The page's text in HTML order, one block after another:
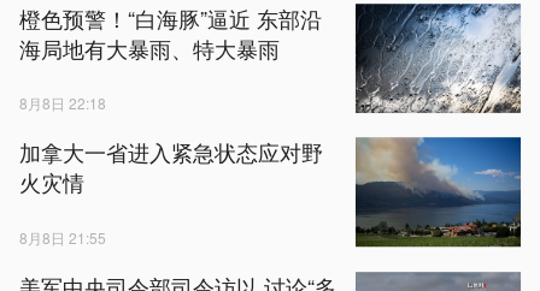
橙色预警！“白海豚”逼近 东部沿
海局地有大暴雨、特大暴雨
8月8日 22:18
加拿大一省进入紧急状态应对野
火灾情
8月8日 21:55